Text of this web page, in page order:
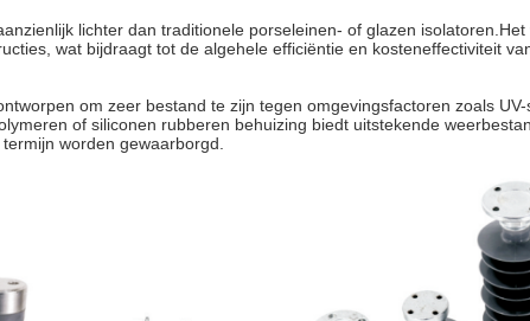
lichter dan traditionele porseleinen- of glazen
wat bijdraagt tot de algehele efficiëntie en kosteneffectiviteit
om zeer bestand te zijn tegen omgevingsfactoren zoals
of siliconen rubberen behuizing biedt uitstekende
worden gewaarborgd.